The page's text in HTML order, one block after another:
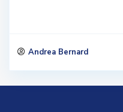
Andrea Bernard